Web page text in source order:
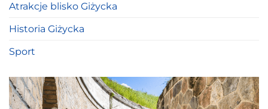
Atrakcje blisko Giżycka
Historia Giżycka
Sport